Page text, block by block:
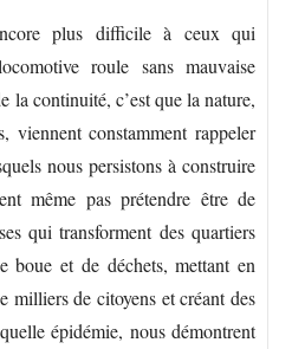
plus difficile à ceux qui
roule sans mauvaise
la continuité, c’est que la nature,
viennent constamment rappeler
nous persistons à construire
même pas prétendre être de
qui transforment des quartiers
boue et de déchets, mettant en
milliers de citoyens et créant des
épidémie, nous démontrent